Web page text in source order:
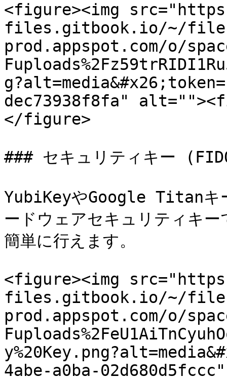
<figure><img
files.gitbook.io/~/
prod.appspot.com/o/
dec73938f8fa"
</figure>
### セキュリティキー
YubiKeyやGoogle Titanキ
ードウェアセキュリティキ
簡単に行えます。
<figure><img
files.gitbook.io/~/
prod.appspot.com/o/
4abe-a0ba-